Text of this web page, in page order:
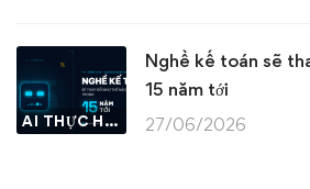
AI THỰC HÀNH
Nghề kế toán sẽ
15 năm tới
27/06/2026